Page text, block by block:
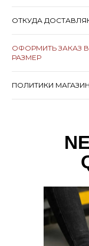
ОТКУДА
ОФОРМИТЬ ЗАКАЗ
РАЗМЕР
ПОЛИТИКИ